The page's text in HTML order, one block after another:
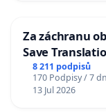
Za záchranu
Save
Charles
8 211 podpisů
170 Podpisy / 7
13 Jul 2026